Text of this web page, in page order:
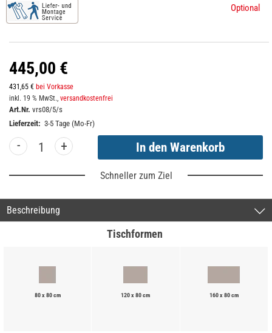
Optional
445,00 €
431,65 € bei Vorkasse
inkl. 19 % MwSt., versandkostenfrei
Art.Nr. vrs08/5/s
Lieferzeit: 3-5 Tage (Mo-Fr)
- +
Schneller zum Ziel
Beschreibung
Tischformen
80 x 80 cm 120 x 80 cm 160 x 80 cm